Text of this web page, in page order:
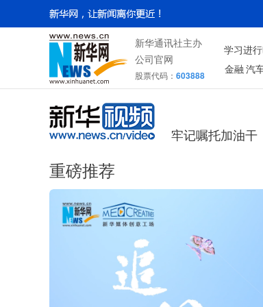
新华通讯社主办
公司官网
股票代码： 603888
学习进
金融 汽
牢记嘱托加油干
重磅推荐